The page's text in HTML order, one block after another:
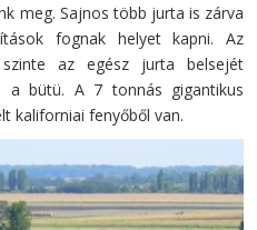
meg. Sajnos több jurta is zárva
fognak helyet kapni. Az
az egész jurta belsejét
a bütü. A 7 tonnás gigantikus
kaliforniai fenyőből van.